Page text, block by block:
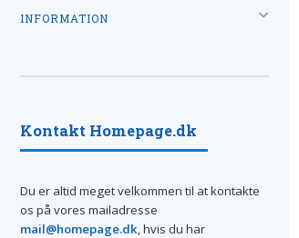
INFORMATION
Kontakt Homepage.dk
Du er altid meget velkommen til at kontakte
os på vores mailadresse
mail@homepage.dk, hvis du har